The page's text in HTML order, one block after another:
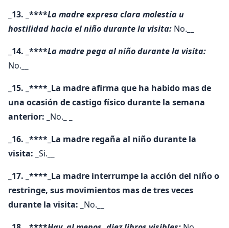
_13. _****La madre expresa clara molestia u
hostilidad hacia el niño durante la visita: No.
_14. _****La madre pega al niño durante la visita:
No.
_15. _****_La madre afirma que ha habido mas de
una ocasión de castigo físico durante la semana
anterior: _ No.
_16. _****_La madre regaña al niño durante la
visita: _ Si.
_17. _****_La madre interrumpe la acción del niño o
restringe, sus movimientos mas de tres veces
durante la visita: _ No.